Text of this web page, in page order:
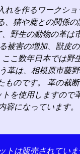
れを作るワークシ
、猪や鹿との関係
野生の動物の革は
被害の増加、獣皮
こ数年日本では野
革は、相模原市藤
ものです。 革の裁
を使用しますので
容になっています。
トは販売されていま